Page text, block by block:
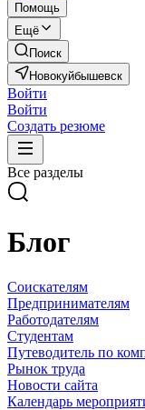
Помощь
Ещё
Поиск
Новокуйбышевск
Войти
Войти
Создать резюме
Все разделы
Блог
Соискателям
Предпринимателям
Работодателям
Студентам
Путеводитель по
Рынок труда
Новости сайта
Календарь